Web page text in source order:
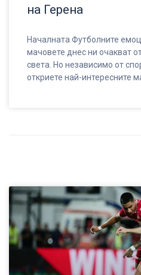
на Герена
Началната Футболните
мачовете днес ни очакват
света. Но независимо от
откриете най-интересните